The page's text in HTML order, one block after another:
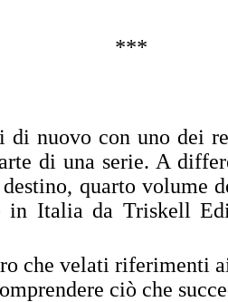
***
nuovo con uno dei
di una serie. A
quarto volume
in Italia da Triskell
che velati riferimenti
ciò che